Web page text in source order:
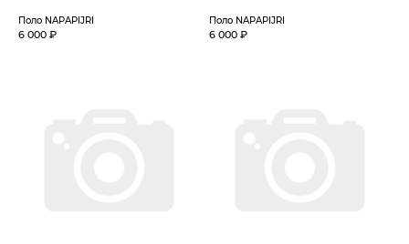
Поло NAPAPIJRI
6 000 ₽
Поло NAPAPIJRI
6 000 ₽